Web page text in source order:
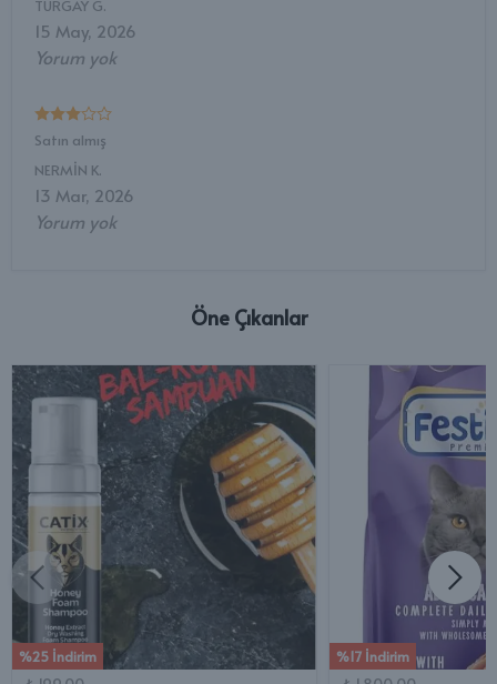
TURGAY G.
15 May, 2026
Yorum yok
Satın almış
NERMİN K.
13 Mar, 2026
Yorum yok
Öne Çıkanlar
%25 İndirim %17 İndirim